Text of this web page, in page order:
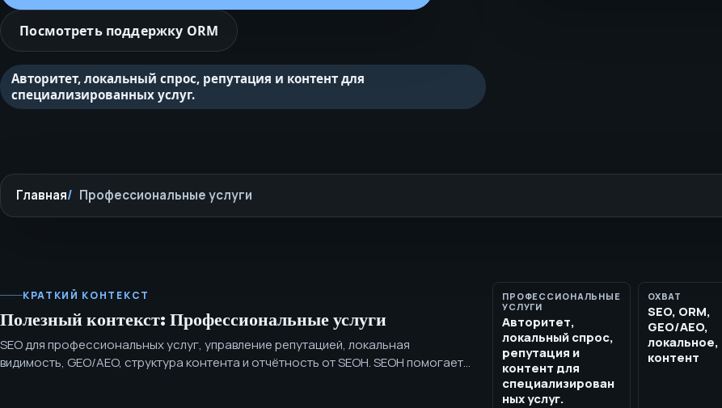
Посмотреть поддержку ORM
Авторитет, локальный спрос, репутация и контент для
специализированных услуг.
Главная Профессиональные услуги
КРАТКИЙ КОНТЕКСТ
Полезный контекст: Профессиональные услуги
SEO для профессиональных услуг, управление репутацией, локальная
видимость, GEO/AEO, структура контента и отчётность от SEOH. SEOH помогает
ПРОФЕССИОНАЛЬНЫЕ
УСЛУГИ
Авторитет,
локальный спрос,
репутация и
контент для
специализирован
ных услуг.
ОХВАТ
SEO, ORM,
GEO/AEO,
локальное,
контент